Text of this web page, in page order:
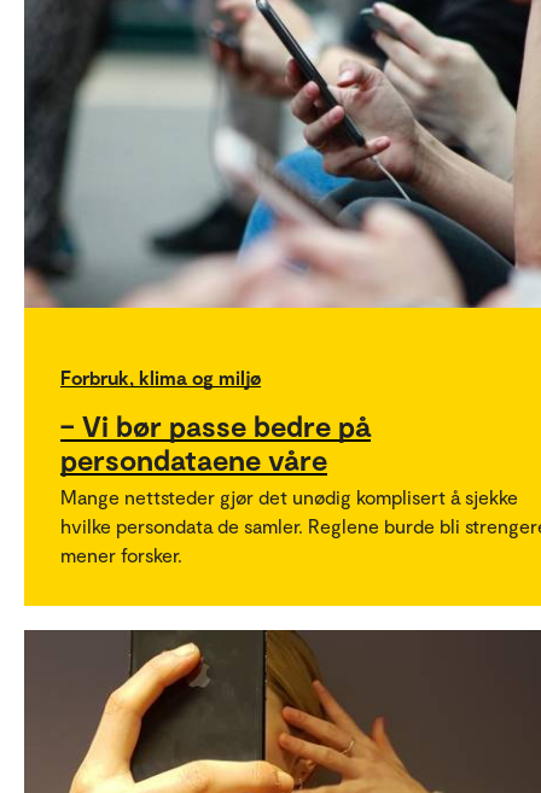
Forbruk, klima og miljø
– Vi bør passe bedre på
persondataene våre
Mange nettsteder gjør det unødig komplisert å sjekke
hvilke persondata de samler. Reglene burde bli
mener forsker.